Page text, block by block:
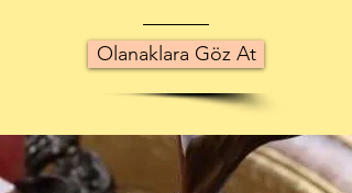
Olanaklara Göz At